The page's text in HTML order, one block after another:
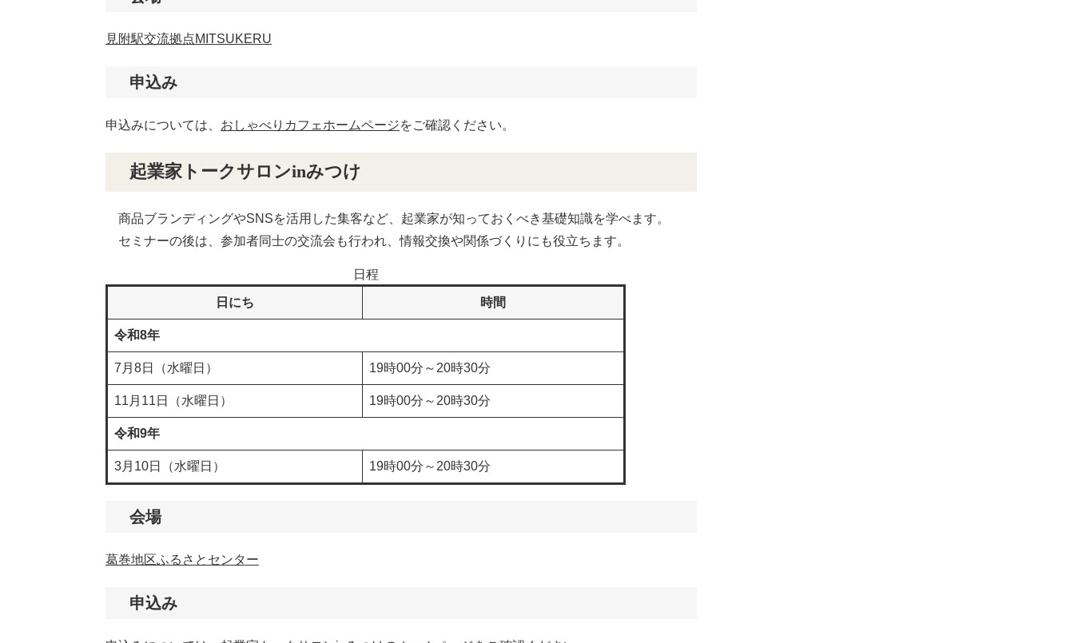
見附駅交流拠点MITSUKERU
申込み
申込みについては、 おしゃべりカフェホームページをご確認ください。
起業家トークサロンinみつけ
商品ブランディングやSNSを活用した集客など、起業家が知っておくべき基礎知識を学べます。
セミナーの後は、参加者同士の交流会も行われ、情報交換や関係づくりにも役立ちます。
日程
日にち 時間
令和8年
7月8日（水曜日） 19時00分～20時30分
11月11日（水曜日） 19時00分～20時30分
令和9年
3月10日（水曜日） 19時00分～20時30分
会場
葛巻地区ふるさとセンター
申込み